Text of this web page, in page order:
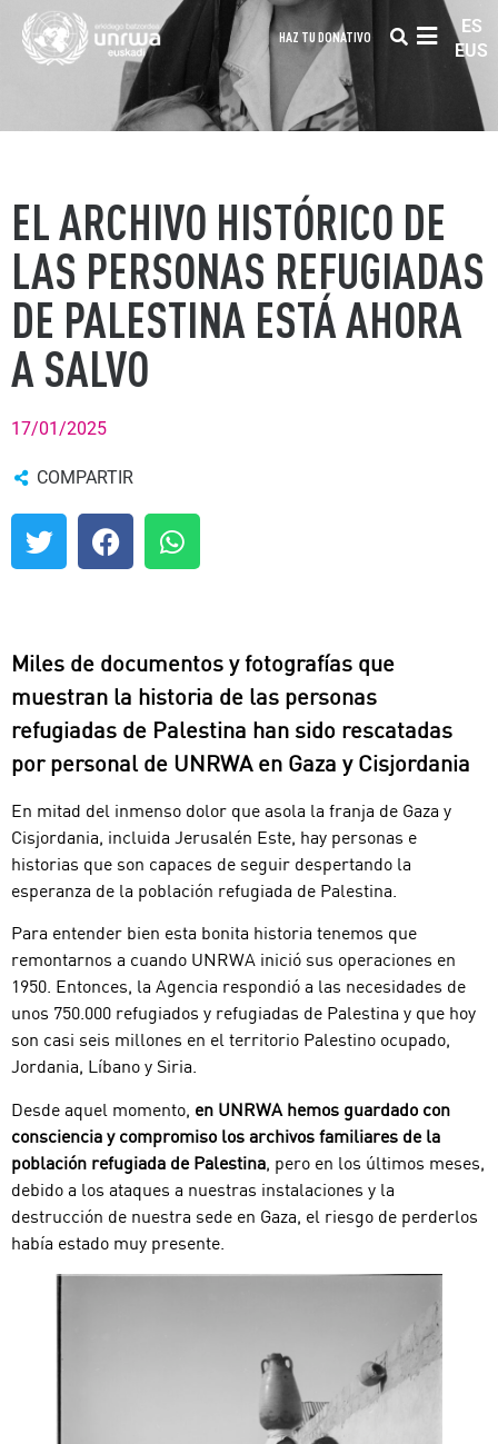
HAZ TU DONATIVO
ES
EUS
EL ARCHIVO HISTÓRICO DE
LAS PERSONAS REFUGIADAS
DE PALESTINA ESTÁ AHORA
A SALVO
17/01/2025
COMPARTIR
Miles de documentos y fotografías que
muestran la historia de las personas
refugiadas de Palestina han sido rescatadas
por personal de UNRWA en Gaza y Cisjordania
En mitad del inmenso dolor que asola la franja de Gaza y
Cisjordania, incluida Jerusalén Este, hay personas e
historias que son capaces de seguir despertando la
esperanza de la población refugiada de Palestina.
Para entender bien esta bonita historia tenemos que
remontarnos a cuando UNRWA inició sus operaciones en
1950. Entonces, la Agencia respondió a las necesidades de
unos 750.000 refugiados y refugiadas de Palestina y que hoy
son casi seis millones en el territorio Palestino ocupado,
Jordania, Líbano y Siria.
Desde aquel momento, en UNRWA hemos guardado con
consciencia y compromiso los archivos familiares de la
población refugiada de Palestina, pero en los últimos meses,
debido a los ataques a nuestras instalaciones y la
destrucción de nuestra sede en Gaza, el riesgo de perderlos
había estado muy presente.